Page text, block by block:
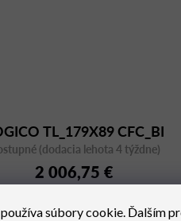
súbory cookie. Ďalším
TL_179X89 CFC_BI
(dodacia lehota 4 týždne)
2 006,75 €